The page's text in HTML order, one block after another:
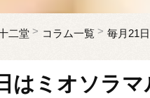
二堂 コラム一覧 毎月21
はミオソラマ